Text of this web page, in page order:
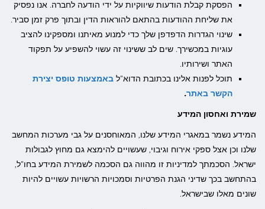
הפסקת קבלת הודעות שיווקיות על ידי הודעה לחברה. אנו נפסיק
את שליחת ההודעות בהתאם להוראות הדין ובתוך פרק זמן סביר.
שינוי הגדרות הדפדפן שלך כדי למנוע מאיתנו ומספקינו להציב
עוגיות במכשירך. שים לב ששינוי זה עשוי להשפיע על תפקוד
האתר ושירותיו.
תוכל לפנות אלינו בכתובת הדוא"ל באמצעות טופס יצירת
הקשר באתר.
שמירת ואחסון המידע
המידע נשמר במאגרי המידע שלנו, המאוחסנים על גבי מערכות המחשב
שלנו וכן אצל ספקי אירוח וגיבוי, שעשויים להימצא גם מחוץ לגבולות
ישראל. הסכמתך למדיניות זו מהווה גם הסכמה לשמירת המידע בחו"ל,
בהתחשב בכך שדיני הגנת הפרטיות וסמכויות הרשויות עשויים להיות
שונים מאלו שבישראל.